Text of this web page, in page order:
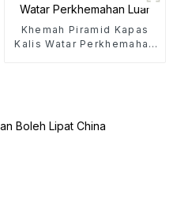
Khemah Piramid Kapas
Kalis Watar Perkhemahan